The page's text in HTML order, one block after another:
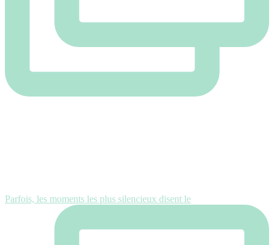
Parfois, les moments les plus silencieux disent le